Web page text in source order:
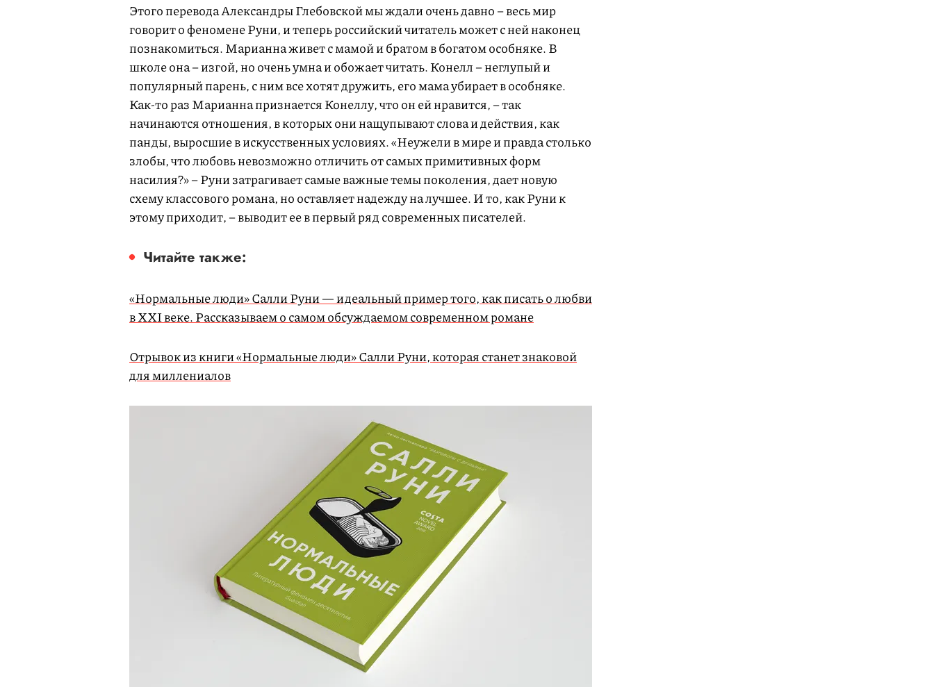
Этого перевода Александры Глебовской мы ждали очень давно – весь мир
говорит о феномене Руни, и теперь российский читатель может с ней наконец
познакомиться. Марианна живет с мамой и братом в богатом особняке. В
школе она – изгой, но очень умна и обожает читать. Конелл – неглупый и
популярный парень, с ним все хотят дружить, его мама убирает в особняке.
Как-то раз Марианна признается Конеллу, что он ей нравится, – так
начинаются отношения, в которых они нащупывают слова и действия, как
панды, выросшие в искусственных условиях. «Неужели в мире и правда столько
злобы, что любовь невозможно отличить от самых примитивных форм
насилия?» – Руни затрагивает самые важные темы поколения, дает новую
схему классового романа, но оставляет надежду на лучшее. И то, как Руни к
этому приходит, – выводит ее в первый ряд современных писателей.
Читайте также:
«Нормальные люди» Салли Руни — идеальный пример того, как писать о любви
в XXI веке. Рассказываем о самом обсуждаемом современном романе
Отрывок из книги «Нормальные люди» Салли Руни, которая станет знаковой
для миллениалов